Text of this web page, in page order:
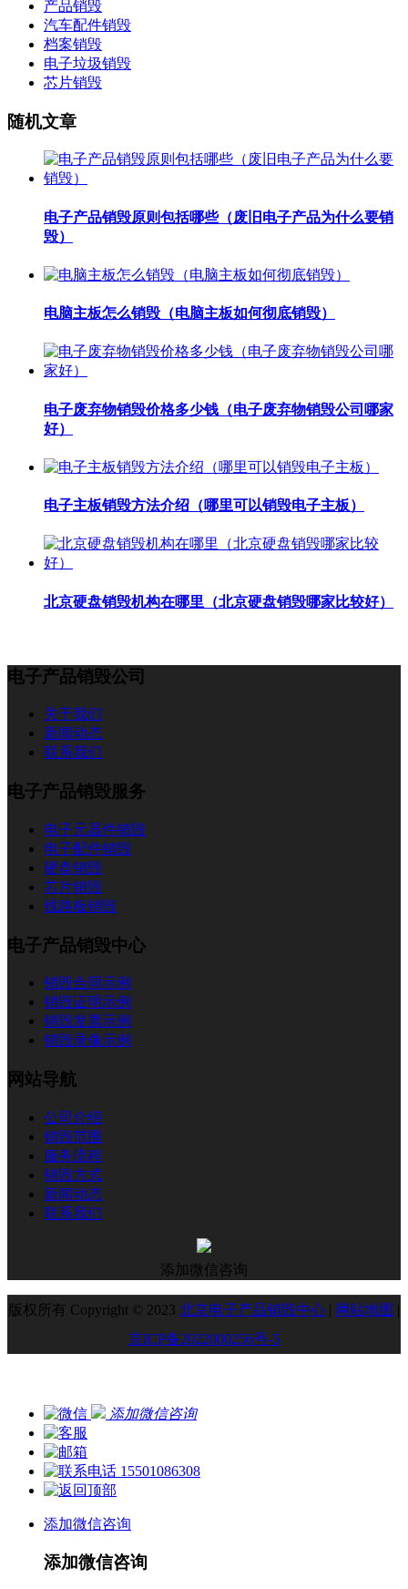
产品销毁
汽车配件销毁
档案销毁
电子垃圾销毁
芯片销毁
随机文章
电子产品销毁原则包括哪些（废旧电子产品为什么要销
毁）
电脑主板怎么销毁（电脑主板如何彻底销毁）
电子废弃物销毁价格多少钱（电子废弃物销毁公司哪家
好）
电子主板销毁方法介绍（哪里可以销毁电子主板）
北京硬盘销毁机构在哪里（北京硬盘销毁哪家比较好）
电子产品销毁公司
关于我们
新闻动态
联系我们
电子产品销毁服务
电子元器件销毁
电子配件销毁
硬盘销毁
芯片销毁
线路板销毁
电子产品销毁中心
销毁合同示例
销毁证明示例
销毁发票示例
销毁录像示例
网站导航
公司介绍
销毁范围
服务流程
销毁方式
新闻动态
联系我们
添加微信咨询
版权所有 Copyright © 2023 北京电子产品销毁中心 | 网站地图 |
京ICP备2022000256号-5
添加微信咨询
15501086308
添加微信咨询
添加微信咨询